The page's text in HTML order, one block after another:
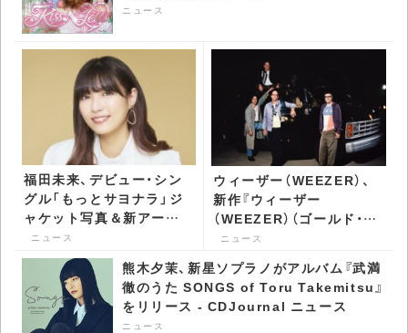
ニュース
福田未来、デビュー・シン
グル「もっとサヨナラ」ジ
ャケット写真＆新アーテ
ィスト写真公開 -
CDJournal ニュース
ニュース
ウィーザー（WEEZER）、
新作『ウィーザー
（WEEZER）（ゴールド・ア
ルバム）』を携え単独来日
ニュース
ニュース
熊木夕茉、新星ソプラノがアルバム『武満
徹のうた SONGS of Toru Takemitsu』
をリリース - CDJournal ニュース
ニュース